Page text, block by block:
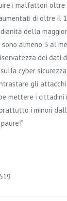
i malfattori oltre
di oltre il
della
almeno 3 al
dei dati
cyber
gli
mettere i
i minori
519